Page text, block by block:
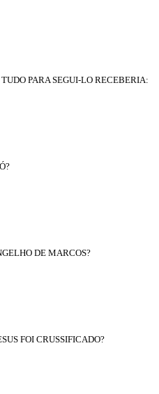
PARA SEGUI-LO RECEBERIA:
DE MARCOS?
FOI CRUSSIFICADO?